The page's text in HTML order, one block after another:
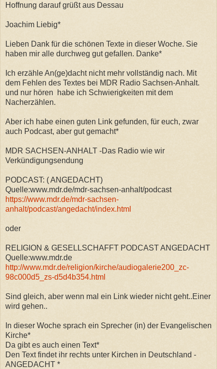
Hoffnung darauf grüßt aus Dessau
Joachim Liebig*
Lieben Dank für die schönen Texte in dieser Woche. Sie
haben mir alle durchweg gut gefallen. Danke*
Ich erzähle An(ge)dacht nicht mehr vollständig nach. Mit
dem Fehlen des Textes bei MDR Radio Sachsen-Anhalt.
und nur hören habe ich Schwierigkeiten mit dem
Nacherzählen.
Aber ich habe einen guten Link gefunden, für euch, zwar
auch Podcast, aber gut gemacht*
MDR SACHSEN-ANHALT -Das Radio wie wir
Verkündigungsendung
PODCAST: ( ANGEDACHT)
Quelle:www.mdr.de/mdr-sachsen-anhalt/podcast
https://www.mdr.de/mdr-sachsen-
anhalt/podcast/angedacht/index.html
oder
RELIGION & GESELLSCHAFFT PODCAST ANGEDACHT
Quelle:www.mdr.de
http://www.mdr.de/religion/kirche/audiogalerie200_zc-
98c000d5_zs-d5d4b354.html
Sind gleich, aber wenn mal ein Link wieder nicht geht..Einer
wird gehen..
In dieser Woche sprach ein Sprecher (in) der Evangelischen
Kirche*
Da gibt es auch einen Text*
Den Text findet ihr rechts unter Kirchen in Deutschland -
ANGEDACHT *